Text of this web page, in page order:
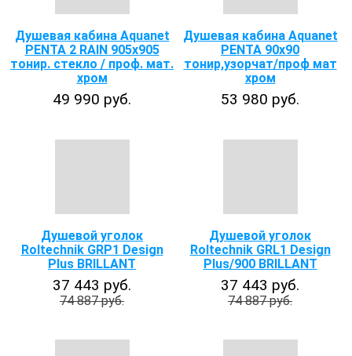
Душевая кабина Aquanet
PENTA 2 RAIN 905х905
тонир. стекло / проф. мат.
хром
49 990 руб.
Душевая кабина Aquanet
PENTA 90х90
тонир,узорчат/проф мат
хром
53 980 руб.
Душевой уголок
Roltechnik GRP1 Design
Plus BRILLANT
37 443 руб.
74 887 руб.
Душевой уголок
Roltechnik GRL1 Design
Plus/900 BRILLANT
37 443 руб.
74 887 руб.